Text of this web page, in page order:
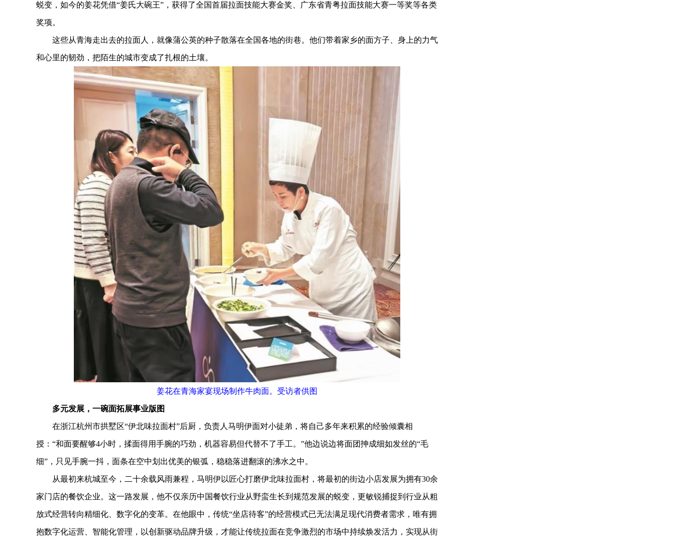
蜕变，如今的姜花凭借“姜氏大碗王”，获得了全国首届拉面技能大赛金奖、广东省青粤拉面技能大赛一等奖等各类
奖项。
这些从青海走出去的拉面人，就像蒲公英的种子散落在全国各地的街巷。他们带着家乡的面方子、身上的力气
和心里的韧劲，把陌生的城市变成了扎根的土壤。
姜花在青海家宴现场制作牛肉面。受访者供图
多元发展，一碗面拓展事业版图
在浙江杭州市拱墅区“伊北味拉面村”后厨，负责人马明伊面对小徒弟，将自己多年来积累的经验倾囊相
授：“和面要醒够4小时，揉面得用手腕的巧劲，机器容易但代替不了手工。”他边说边将面团抻成细如发丝的“毛
细”，只见手腕一抖，面条在空中划出优美的银弧，稳稳落进翻滚的沸水之中。
从最初来杭城至今，二十余载风雨兼程，马明伊以匠心打磨伊北味拉面村，将最初的街边小店发展为拥有30余
家门店的餐饮企业。这一路发展，他不仅亲历中国餐饮行业从野蛮生长到规范发展的蜕变，更敏锐捕捉到行业从粗
放式经营转向精细化、数字化的变革。在他眼中，传统“坐店待客”的经营模式已无法满足现代消费者需求，唯有拥
抱数字化运营、智能化管理，以创新驱动品牌升级，才能让传统拉面在竞争激烈的市场中持续焕发活力，实现从街